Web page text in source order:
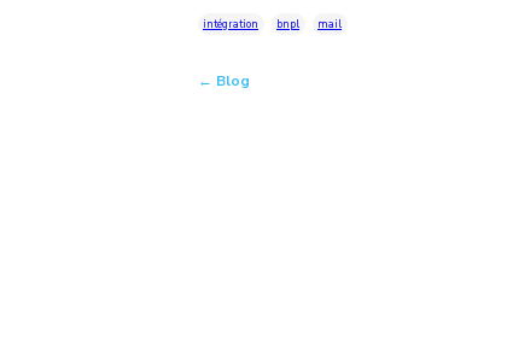
intégration bnpl mail
← Blog